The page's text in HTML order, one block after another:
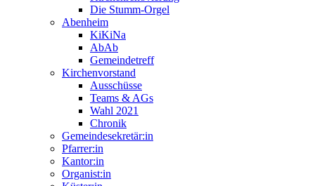
Die Stumm-Orgel
Abenheim
KiKiNa
AbAb
Gemeindetreff
Kirchenvorstand
Ausschüsse
Teams & AGs
Wahl 2021
Chronik
Gemeindesekretär:in
Pfarrer:in
Kantor:in
Organist:in